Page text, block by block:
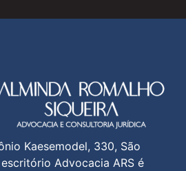
Kaesemodel, 330, São
Advocacia ARS é